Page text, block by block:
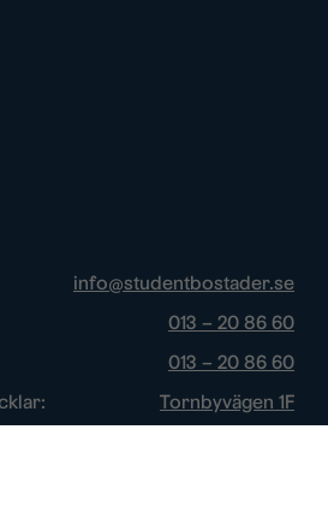
info@studentbostader.se
013 – 20 86 60
013 – 20 86 60
Tornbyvägen 1F